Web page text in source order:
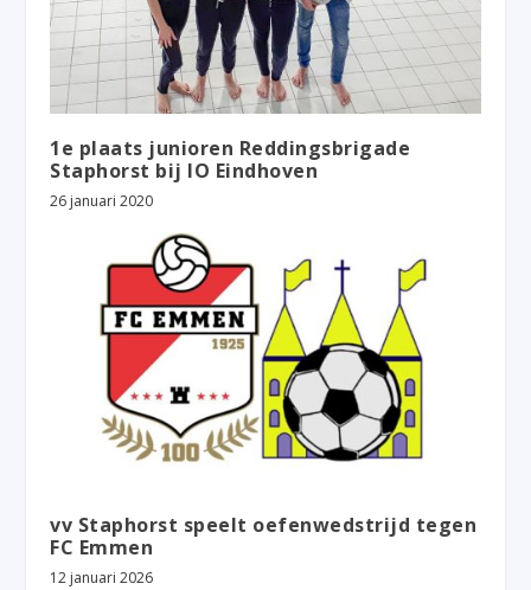
1e plaats junioren Reddingsbrigade
Staphorst bij IO Eindhoven
26 januari 2020
vv Staphorst speelt oefenwedstrijd tegen
FC Emmen
12 januari 2026